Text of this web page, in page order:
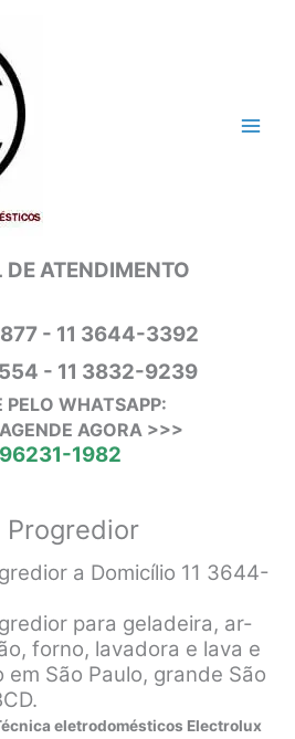
DE ATENDIMENTO
- 11 3644-3392
- 11 3832-9239
PELO WHATSAPP:
AGORA >>>
96231-1982
Progredior
a Domicílio 11 3644-
para geladeira, ar-
forno, lavadora e lava e
São Paulo, grande São
eletrodomésticos Electrolux